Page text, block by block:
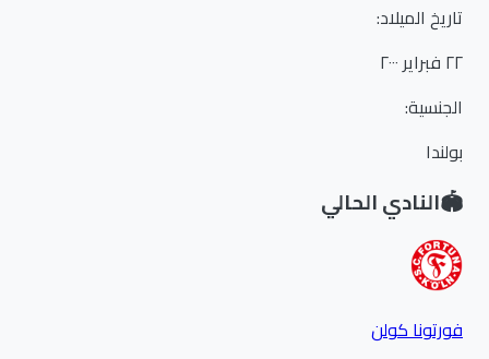
تاريخ الميلاد:
الجنسية:
بولندا
النادي الحالي
فورتونا كولن